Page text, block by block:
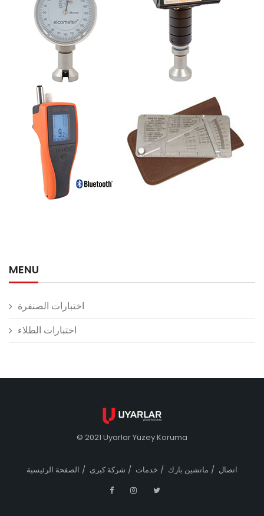
MENU
اختبارات الصنفرة
اختبارات الطلاء
© 2021 Uyarlar Yüzey Koruma
الصفحة الرئيسية شركة كبرى خدمات ماتشين بارك اتصال